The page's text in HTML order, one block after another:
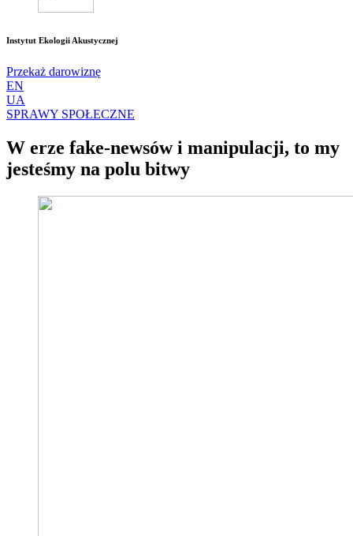
Instytut Ekologii Akustycznej
Przekaż darowiznę
EN
UA
SPRAWY SPOŁECZNE
W erze fake-newsów i manipulacji, to my
jesteśmy na polu bitwy